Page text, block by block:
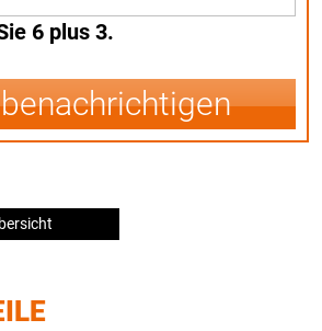
6 plus 3.